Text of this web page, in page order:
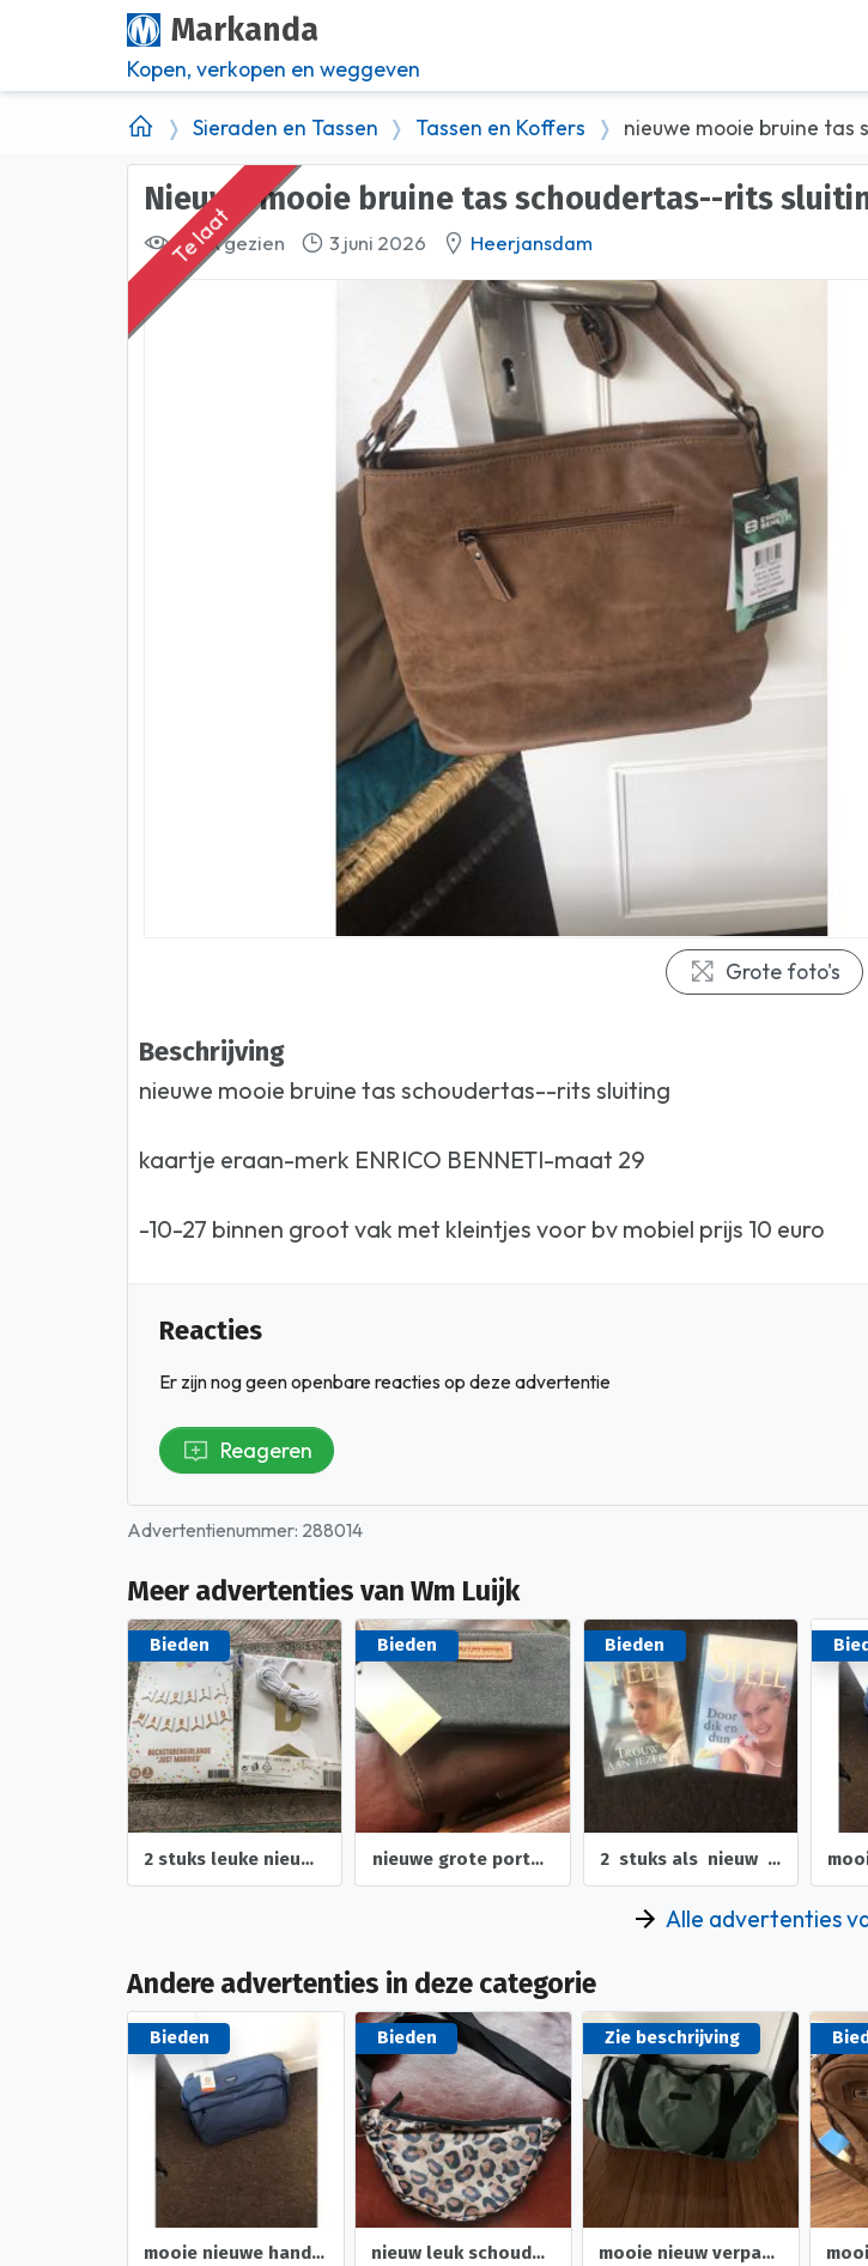
Markanda
Kopen, verkopen en weggeven
Sieraden en Tassen Tassen en Koffers nieuwe mooie bruine
Te laat
nieuwe mooie bruine tas schoudertas--rits
387 x gezien 3 juni 2026 Heerjansdam
Grote foto's
Beschrijving
nieuwe mooie bruine tas schoudertas--rits sluiting
kaartje eraan-merk ENRICO BENNETI-maat 29
-10-27 binnen groot vak met kleintjes voor bv mobiel prijs 10 euro
Reacties
Er zijn nog geen openbare reacties op deze advertentie
Reageren
Advertentienummer: 288014
Meer advertenties van Wm Luijk
Bieden
nieuwe grote portemonnee denim met leer op de hoekjes kleur
Bieden
2 stuks als nieuw boeken van danielle steel
Bieden
mooie nieuwe handige tas waterdicht met kaartje
Alle advertenties
Andere advertenties in deze categorie
Bieden
mooie nieuwe handige tas waterdicht met kaartje
Bieden
nieuw leuk schoudertasje tijger print met rits
Zie beschrijving
mooie nieuw verpakt reis--weekend--sport- vacantie tas